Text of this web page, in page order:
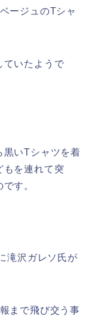
ージュのTシャ
ていたようで
黒いTシャツを着
もを連れて突
す。
滝沢ガレソ氏が
まで飛び交う事